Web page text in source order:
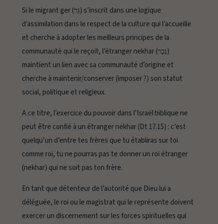
Si le migrant ger(גֵּר) s’inscrit dans une logique
d’assimilation dans le respect de la culture qui l’accueille
et cherche à adopter les meilleurs principes de la
communauté qui le reçoit, l’étrangernekhar(נֵכָר)
maintient un lien avec sa communauté d’origine et
cherche à maintenir/conserver (imposer ?) son statut
social, politique et religieux.
A ce titre, l’exercice du pouvoir dans l’Israël biblique ne
peut être confié à un étrangernekhar(Dt 17.15) : c’est
quelqu’un d’entre tes frères que tu établiras sur toi
comme roi, tu ne pourras pas te donner un roi étranger
(nekhar) qui ne soit pas ton frère.
En tant que détenteur de l’autorité que Dieu lui a
déléguée, le roi ou le magistrat qui le représente doivent
exercer un discernement sur les forces spirituelles qui